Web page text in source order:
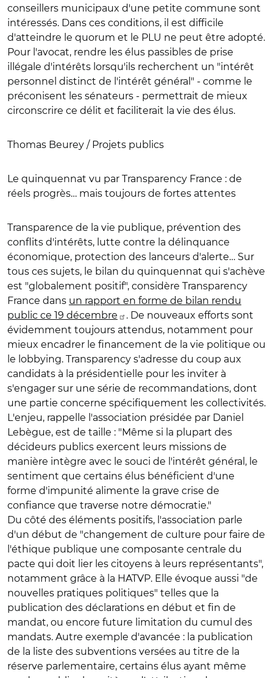
conseillers municipaux d'une petite commune sont
intéressés. Dans ces conditions, il est difficile
d'atteindre le quorum et le PLU ne peut être adopté.
Pour l'avocat, rendre les élus passibles de prise
illégale d'intérêts lorsqu'ils recherchent un "intérêt
personnel distinct de l'intérêt général" - comme le
préconisent les sénateurs - permettrait de mieux
circonscrire ce délit et faciliterait la vie des élus.
Thomas Beurey / Projets publics
Le quinquennat vu par Transparency France : de
réels progrès… mais toujours de fortes attentes
Transparence de la vie publique, prévention des
conflits d'intérêts, lutte contre la délinquance
économique, protection des lanceurs d'alerte… Sur
tous ces sujets, le bilan du quinquennat qui s'achève
est "globalement positif", considère Transparency
France dans un rapport en forme de bilan rendu
public ce 19 décembre
. De nouveaux efforts sont
évidemment toujours attendus, notamment pour
mieux encadrer le financement de la vie politique ou
le lobbying. Transparency s'adresse du coup aux
candidats à la présidentielle pour les inviter à
s'engager sur une série de recommandations, dont
une partie concerne spécifiquement les collectivités.
L'enjeu, rappelle l'association présidée par Daniel
Lebègue, est de taille : "Même si la plupart des
décideurs publics exercent leurs missions de
manière intègre avec le souci de l'intérêt général, le
sentiment que certains élus bénéficient d'une
forme d'impunité alimente la grave crise de
confiance que traverse notre démocratie."
Du côté des éléments positifs, l'association parle
d'un début de "changement de culture pour faire de
l'éthique publique une composante centrale du
pacte qui doit lier les citoyens à leurs représentants",
notamment grâce à la HATVP. Elle évoque aussi "de
nouvelles pratiques politiques" telles que la
publication des déclarations en début et fin de
mandat, ou encore future limitation du cumul des
mandats. Autre exemple d'avancée : la publication
de la liste des subventions versées au titre de la
réserve parlementaire, certains élus ayant même